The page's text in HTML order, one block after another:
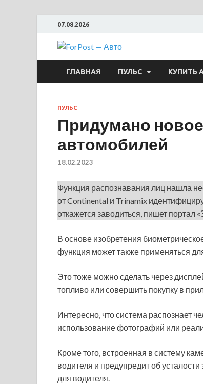
07.08.2026
ГЛАВНАЯ ПУЛЬС КУПИТЬ
ПУЛЬС
Придумано новое
автомобилей
18.02.2023
Функция распознавания лиц нашла
от Continental и Trinamix
откажется заводиться, пишет портал
В основе изобретения
функция может также применяться
Это тоже можно сделать через
топливо или совершить покупку в
Интересно, что система распознает
использование фотографий или
Кроме того, встроенная в систему
водителя и предупредит об
для водителя.